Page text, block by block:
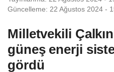
Güncelleme: 22 Ağustos 2024 -
Milletvekili
güneş enerji
gördü